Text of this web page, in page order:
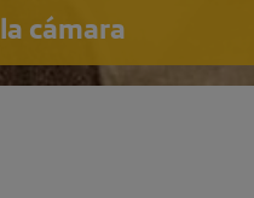
cámara